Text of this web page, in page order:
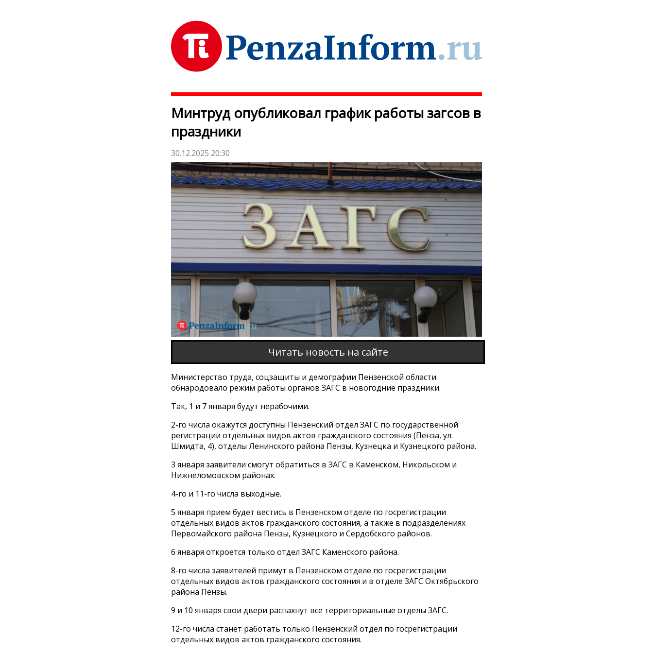
Минтруд опубликовал график работы загсов в
праздники
30.12.2025 20:30
Читать новость на сайте
Министерство труда, соцзащиты и демографии Пензенской области
обнародовало режим работы органов ЗАГС в новогодние праздники.
Так, 1 и 7 января будут нерабочими.
2-го числа окажутся доступны Пензенский отдел ЗАГС по государственной
регистрации отдельных видов актов гражданского состояния (Пенза, ул.
Шмидта, 4), отделы Ленинского района Пензы, Кузнецка и Кузнецкого района.
3 января заявители смогут обратиться в ЗАГС в Каменском, Никольском и
Нижнеломовском районах.
4-го и 11-го числа выходные.
5 января прием будет вестись в Пензенском отделе по госрегистрации
отдельных видов актов гражданского состояния, а также в подразделениях
Первомайского района Пензы, Кузнецкого и Сердобского районов.
6 января откроется только отдел ЗАГС Каменского района.
8-го числа заявителей примут в Пензенском отделе по госрегистрации
отдельных видов актов гражданского состояния и в отделе ЗАГС Октябрьского
района Пензы.
9 и 10 января свои двери распахнут все территориальные отделы ЗАГС.
12-го числа станет работать только Пензенский отдел по госрегистрации
отдельных видов актов гражданского состояния.